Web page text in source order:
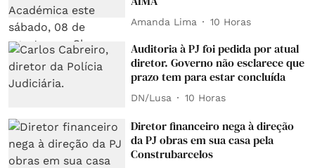
Amanda Lima 10 Horas
Auditoria à PJ foi pedida por atual
diretor. Governo não esclarece que
prazo tem para estar concluída
DN/Lusa 10 Horas
Diretor financeiro nega à direção
da PJ obras em sua casa pela
Construbarcelos